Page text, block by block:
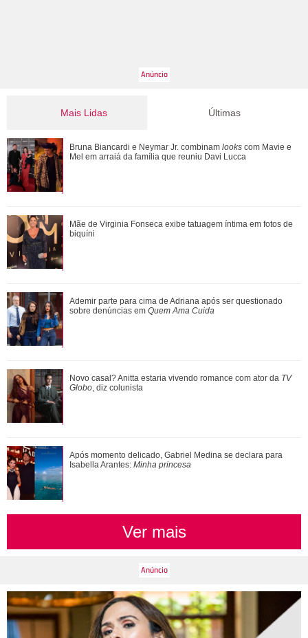
Mais Lidas
Ademir parte para cima de Adriana após ser questionado
sobre denúncias em Quem Ama Cuida
Bruna Biancardi e Neymar Jr. combinam looks com Mavie e
Mel em arraiá da família que reuniu...
Após momento delicado, Gabriel Medina se declara para
Isabella Arantes: Minha princesa
Anne Hathaway manda recado em quadro do SBT após
novidade no programa: - Obrigada, Brasil, p...
Últimas
Bruna Biancardi e Neymar Jr. combinam looks com Mavie e
Mel em arraiá da família que reuniu Davi Lucca
Mãe de Virginia Fonseca exibe tatuagem íntima em fotos de
biquíni
Ademir parte para cima de Adriana após ser questionado
sobre denúncias em Quem Ama Cuida
Novo casal? Anitta estaria vivendo romance com ator da TV
Globo, diz colunista
Após momento delicado, Gabriel Medina se declara para
Isabella Arantes: Minha princesa
Ver mais